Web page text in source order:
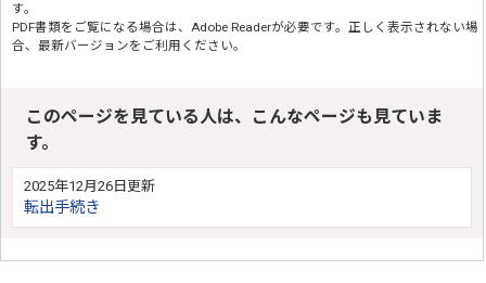
す。
PDF書類をご覧になる場合は、 Adobe Readerが必要です。正しく表示されない場
合、最新バージョンをご利用ください。
このページを見ている人は、こんなページも見ていま
す。
2025年12月26日更新
転出手続き